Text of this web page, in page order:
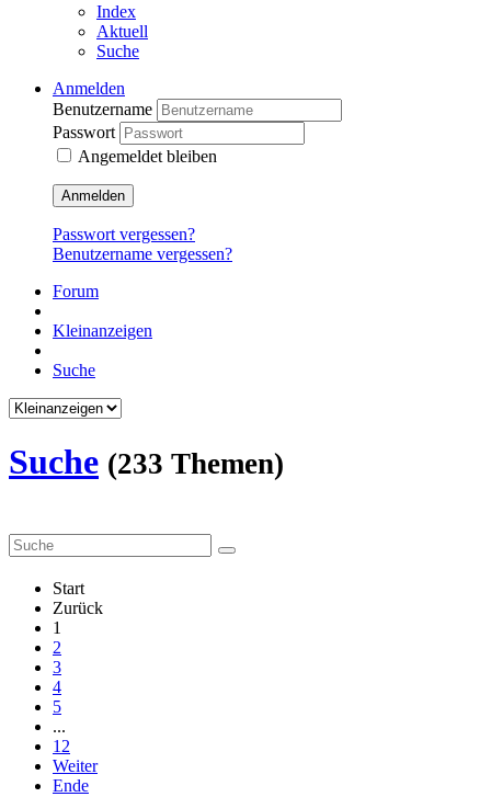
Index
Aktuell
Suche
Anmelden
Benutzername
Passwort
Angemeldet bleiben
Anmelden
Passwort vergessen?
Benutzername vergessen?
Forum
Kleinanzeigen
Suche
Suche (233 Themen)
Start
Zurück
1
2
3
4
5
...
12
Weiter
Ende